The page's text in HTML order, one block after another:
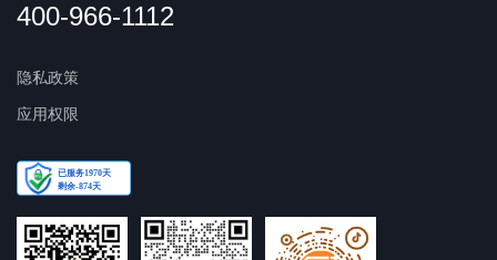
400-966-1112
隐私政策
应用权限